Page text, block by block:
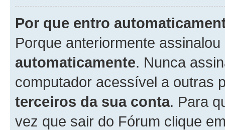
Por que entro
Porque anteriormente
automaticamente. Nunca
computador acessível a outras
terceiros da sua conta. Para
vez que sair do Fórum clique